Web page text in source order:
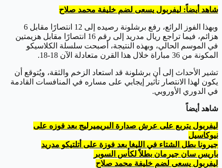
شاهد أيضاً: ليفربول يسعى لضم خليفة محمد صلاح
وبهذا الفوز الرائع، رفع برشلونة رصيده إلى 12 انتصارًا مقابل 6
هزائم، فيما تراجع ريال مدريد إلى رقم 16 انتصارًا مقابل هزيمتين
في الموسم الحالي، وبهذه النتيجة، أصبحت سلسلة الكلاسيكو
المكونة من 36 مباراة خلال هذا القرن متعادلة الآن 18-18.
تشير الأحداث إلى أن برشلونة قد استعاد الزخم والثقة، ويُتوقع أن
يكون لهذا الانتصار تأثير إيجابي على مساره في المنافسات القادمة
في الدوري الأوروبي.
شاهد أيضاً
ليفربول يتربع على عرش صدارة البريميرليج بعد فوزه على
نيوكاسيل
جيرونا بطل الشتاء في الليغا بعد فوزة على أتلتيكو مدريد
باريس سان جيرمان بطلاً لكأس السوبر
ليفربول يسعى لضم خليفة محمد صلاح